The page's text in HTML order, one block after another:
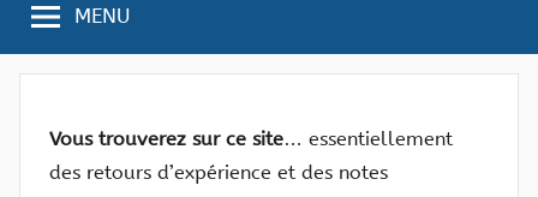
MENU
Vous trouverez sur ce site… essentiellement
des retours d’expérience et des notes